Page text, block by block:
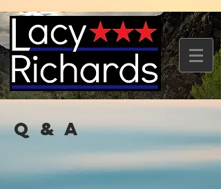
Q & A